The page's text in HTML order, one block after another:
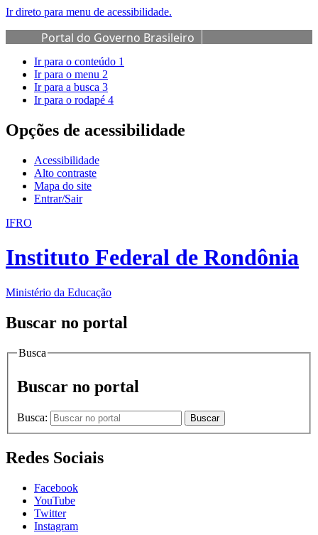
Ir direto para menu de acessibilidade.
Portal do Governo Brasileiro
Ir para o conteúdo 1
Ir para o menu 2
Ir para a busca 3
Ir para o rodapé 4
Opções de acessibilidade
Acessibilidade
Alto contraste
Mapa do site
Entrar/Sair
IFRO
Instituto Federal de Rondônia
Ministério da Educação
Buscar no portal
Busca
Buscar no portal
Busca: Buscar
Redes Sociais
Facebook
YouTube
Twitter
Instagram